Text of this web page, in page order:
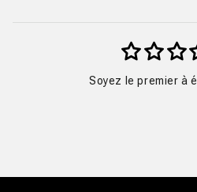
Soyez le premier à